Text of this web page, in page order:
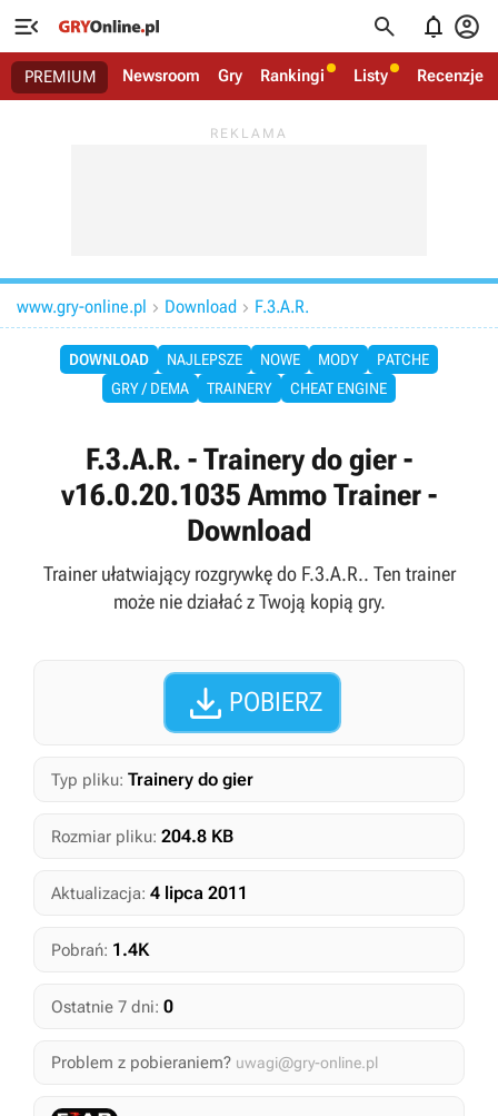
   
PREMIUM Newsroom Gry Rankingi Listy Recenzje
www.gry-online.pl  Download  F.3.A.R.
DOWNLOAD NAJLEPSZE NOWE MODY
PATCHE
GRY / DEMA
TRAINERY CHEAT ENGINE
F.3.A.R. - Trainery do gier -
v16.0.20.1035 Ammo Trainer -
Download
Trainer ułatwiający rozgrywkę do F.3.A.R.. Ten trainer
może nie działać z Twoją kopią gry.
 POBIERZ
Typ pliku: Trainery do gier
Rozmiar pliku: 204.8 KB
Aktualizacja: 4 lipca 2011
Pobrań: 1.4K
Ostatnie 7 dni: 0
Problem z pobieraniem? uwagi@gry-online.pl